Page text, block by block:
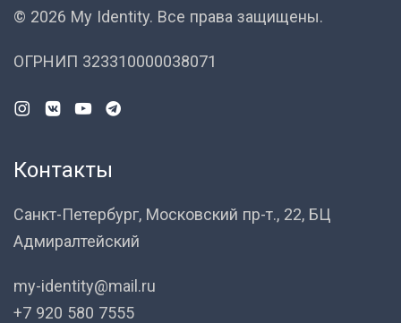
© 2026 My Identity. Все права защищены.
ОГРНИП 323310000038071
Контакты
Санкт-Петербург, Московский пр-т., 22, БЦ
Адмиралтейский
my-identity@mail.ru
+7 920 580 7555